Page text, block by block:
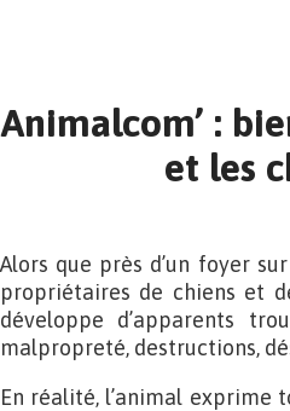
Animalcom’ :
et les
Alors que près d’un foyer
propriétaires de chiens et
développe d’apparents
malpropreté, destructions,
En réalité, l’animal